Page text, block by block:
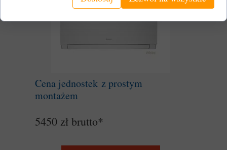
Cena jednostek z prostym
montażem
5450 zł brutto*